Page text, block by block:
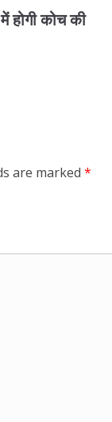
होगी कोच की
are marked *